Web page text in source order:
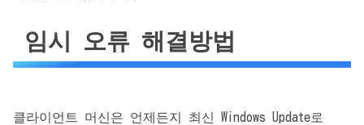
임시 오류 해결방법
클라이언트 머신은 언제든지 최신 Windows Update로